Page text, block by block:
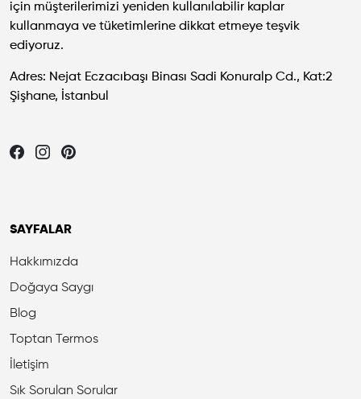
için müşterilerimizi yeniden kullanılabilir kaplar
kullanmaya ve tüketimlerine dikkat etmeye teşvik
ediyoruz.
Adres: Nejat Eczacıbaşı Binası Sadi Konuralp Cd., Kat:2
Şişhane, İstanbul
Let's be friends...
SAYFALAR
Hakkımızda
Doğaya Saygı
Blog
Toptan Termos
İletişim
Sık Sorulan Sorular